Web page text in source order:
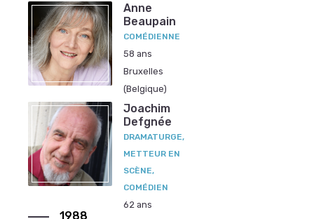
Anne
Beaupain
COMÉDIENNE
58 ans
Bruxelles
(Belgique)
Joachim
Defgnée
DRAMATURGE,
METTEUR EN
SCÈNE,
COMÉDIEN
62 ans
1988